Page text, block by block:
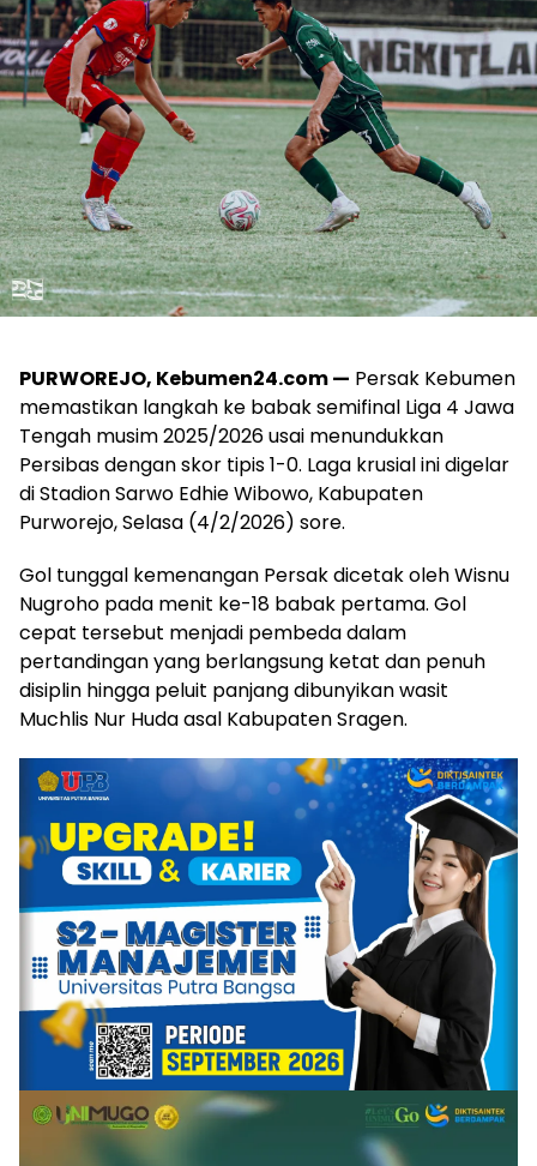
PURWOREJO, Kebumen24.com — Persak Kebumen
memastikan langkah ke babak semifinal Liga 4 Jawa
Tengah musim 2025/2026 usai menundukkan
Persibas dengan skor tipis 1-0. Laga krusial ini digelar
di Stadion Sarwo Edhie Wibowo, Kabupaten
Purworejo, Selasa (4/2/2026) sore.
Gol tunggal kemenangan Persak dicetak oleh Wisnu
Nugroho pada menit ke-18 babak pertama. Gol
cepat tersebut menjadi pembeda dalam
pertandingan yang berlangsung ketat dan penuh
disiplin hingga peluit panjang dibunyikan wasit
Muchlis Nur Huda asal Kabupaten Sragen.